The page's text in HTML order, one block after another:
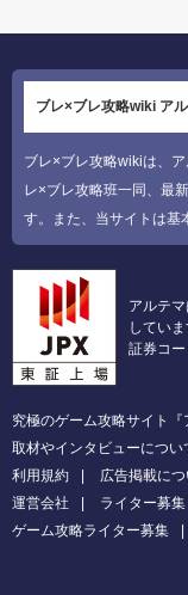
ブレ×ブレ攻略wiki ア
ブレ×ブレ攻略wikiは、
レ×ブレ攻略班一同、最
す。また、当サイトは基
アルテ
していま
証券コ
究極のゲーム攻略サイト『
取材やインタビューについ
利用規約
広告掲載につ
運営会社
ライター募集
ゲーム攻略ライター募集